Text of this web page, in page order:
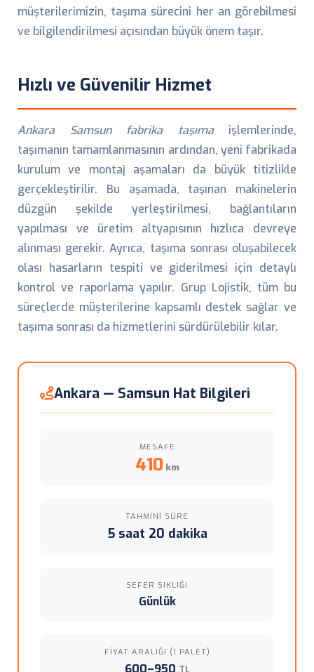
müşterilerimizin, taşıma sürecini her an görebilmesi
ve bilgilendirilmesi açısından büyük önem taşır.
Hızlı ve Güvenilir Hizmet
Ankara Samsun fabrika taşımaişlemlerinde,
taşımanın tamamlanmasının ardından, yeni fabrikada
kurulum ve montaj aşamaları da büyük titizlikle
gerçekleştirilir. Bu aşamada, taşınan makinelerin
düzgün şekilde yerleştirilmesi, bağlantıların
yapılması ve üretim altyapısının hızlıca devreye
alınması gerekir. Ayrıca, taşıma sonrası oluşabilecek
olası hasarların tespiti ve giderilmesi için detaylı
kontrol ve raporlama yapılır. Grup Lojistik, tüm bu
süreçlerde müşterilerine kapsamlı destek sağlar ve
taşıma sonrası da hizmetlerini sürdürülebilir kılar.
Ankara — Samsun Hat Bilgileri
MESAFE
410 km
TAHMINI SÜRE
5 saat 20 dakika
SEFER SIKLIĞI
Günlük
FIYAT ARALIĞI (1 PALET)
600–950 TL